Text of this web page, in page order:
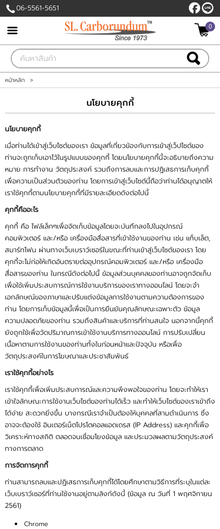
เข้าสู่ระบบ สมัครสมาชิก
สินค้าที่สนใจ ( 0 )
สินค้า
โรงงานของเรา
บัญชีผู้ใช้
ติดต่อเรา
แจ้งชำระเงิน
ข่าวสาร
เกี่ยวกับเรา
06-5561-5651
0
หน้าหลัก >
นโยบายคุกกี้
นโยบายคุกกี้
เมื่อท่านได้เข้าสู่เว็บไซต์ของเรา ข้อมูลที่เกี่ยวข้องกับการเข้าสู่เว็ปไซต์ของ
ท่านจะถูกเก็บเอาไว้ในรูปแบบของคุกกี้ โดยนโยบายคุกกี้นี้จะอธิบายถึงความ
หมาย การทำงาน วัตถุประสงค์ รวมถึงการลบและการปฏิเสธการเก็บคุกกี้
เพื่อความเป็นส่วนตัวของท่าน โดยการเข้าสู่เว็บไซต์นี้ถือว่าท่านได้อนุญาตให้
เราใช้คุกกี้ตามนโยบายคุกกี้ที่มีรายละเอียดดังต่อไปนี้
คุกกี้คืออะไร
คุกกี้ คือ ไฟล์เล็กๆเพื่อจัดเก็บข้อมูลโดยจะบันทึกลงไปในอุปกรณ์
คอมพิวเตอร์ และ/หรือ เครื่องมือสื่อสารที่เข้าใช้งานของท่าน เช่น แท็บเล็ต,
สมาร์ทโฟน ผ่านทางเว็บเบราว์เซอร์ในขณะที่ท่านเข้าสู่เว็บไซต์ของเรา โดย
คุกกี้จะไม่ก่อให้เกิดอันตรายต่ออุปกรณ์คอมพิวเตอร์ และ/หรือ เครื่องมือ
สื่อสารของท่าน ในกรณีดังต่อไปนี้ ข้อมูลส่วนบุคคลของท่านอาจถูกจัดเก็บ
เพื่อใช้เพิ่มประสบการณ์การใช้งานบริการของเราทางออนไลน์ โดยจะจำ
เอกลักษณ์ของภาษาและปรับแต่งข้อมูลการใช้งานตามความต้องการของ
ท่าน โดยการเก็บข้อมูลนี้เพื่อเป็นการยืนยันคุณลักษณะเฉพาะตัว ข้อมูล
ความปลอดภัยของท่าน รวมถึงสินค้าและบริการที่ท่านสนใจ นอกจากนี้คุกกี้
ยังถูกใช้เพื่อวัดปริมาณการเข้าใช้งานบริการทางออนไลน์ การปรับเปลี่ยน
เนื้อหาตามการใช้งานของท่านทั้งในก่อนหน้าและปัจจุบัน หรือเพื่อ
วัตถุประสงค์ในการโฆษณาและประชาสัมพันธ์
เราใช้คุกกี้อย่างไร
เราใช้คุกกี้เพื่อเพิ่มประสบการณ์และความพึงพอใจของท่าน โดยจะทำให้เรา
เข้าใจลักษณะการใช้งานเว็บไซต์ของท่านได้เร็ว และทำให้เว็บไซต์ของเราเข้าถึง
ได้ง่าย สะดวกยิ่งขึ้น บางกรณีเราจำเป็นต้องให้บุคคลที่สามดำเนินการ ซึ่ง
อาจจะต้องใช้ อินเตอร์เน็ตโปรโตคอลแอดเดรส (IP Address) และคุกกี้เพื่อ
วิเคราะห์ทางสถิติ ตลอดจนเชื่อมโยงข้อมูล และประมวลผลตามวัตถุประสงค์
ทางการตลาด
การจัดการคุกกี้
ท่านสามารถลบและปฏิเสธการเก็บคุกกี้ได้โดยศึกษาตามวิธีการที่ระบุในแต่ละ
เว็บเบราว์เซอร์ที่ท่านใช้งานอยู่ตามลิงก์ดังนี้ (ข้อมูล ณ วันที่ 1 พฤศจิกายน
2561)
Chrome